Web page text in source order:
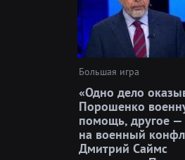
Большая игра
«Одно дело
Порошенко
помощь, другое —
на военный
Дмитрий Саймс